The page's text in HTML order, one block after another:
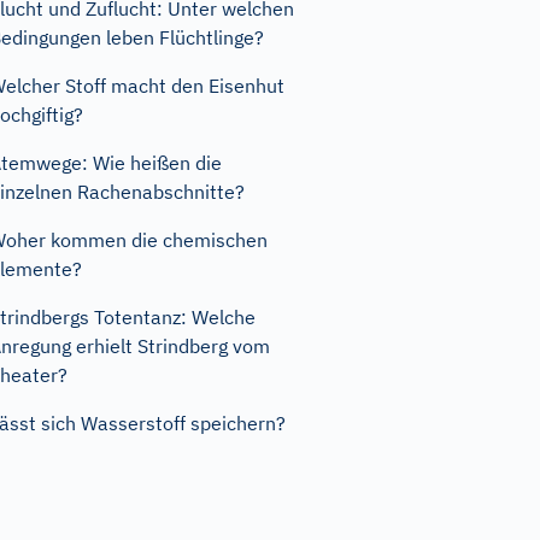
und Zuflucht: Unter welchen
leben Flüchtlinge?
Stoff macht den Eisenhut
Wie heißen die
Rachenabschnitte?
kommen die chemischen
Totentanz: Welche
erhielt Strindberg vom
sich Wasserstoff speichern?